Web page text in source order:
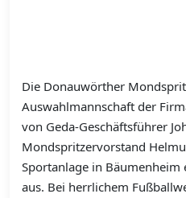
Die Donauwörther
Auswahlmannschaft der
von Geda-Geschäftsführer
Mondspritzervorstand
Sportanlage in Bäumenheim
aus. Bei herrlichem